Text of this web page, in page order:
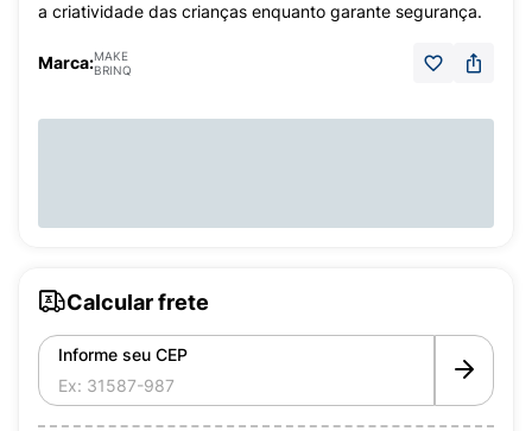
a criatividade das crianças enquanto garante segurança.
Marca:MAKE
BRINQ
Calcular frete
Informe seu CEP